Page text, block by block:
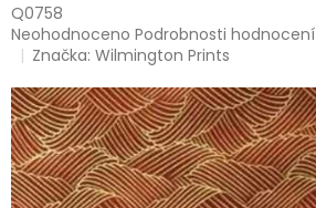
Q0758
Průměrné
hodnocení
je
0,0
z
5
hvězdiček.
Neohodnoceno Podrobnosti hodnocení
Značka:Wilmington Prints